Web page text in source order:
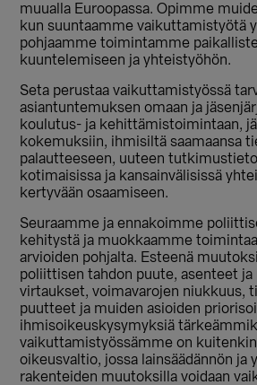
muualla Euroopassa. Opimme
kun suuntaamme vaikuttamistyötä
pohjaamme toimintamme
kuuntelemiseen ja yhteistyöhön.
Seta perustaa vaikuttamistyössä
asiantuntemuksen omaan ja
koulutus- ja kehittämistoimintaan,
kokemuksiin, ihmisiltä saamaansa
palautteeseen, uuteen
kotimaisissa ja kansainvälisissä
kertyvään osaamiseen.
Seuraamme ja ennakoimme
kehitystä ja muokkaamme
arvioiden pohjalta. Esteenä
poliittisen tahdon puute, asenteet
virtaukset, voimavarojen niukkuus,
puutteet ja muiden asioiden
ihmisoikeuskysymyksiä
vaikuttamistyössämme on
oikeusvaltio, jossa lainsäädännön ja
rakenteiden muutoksilla voidaan